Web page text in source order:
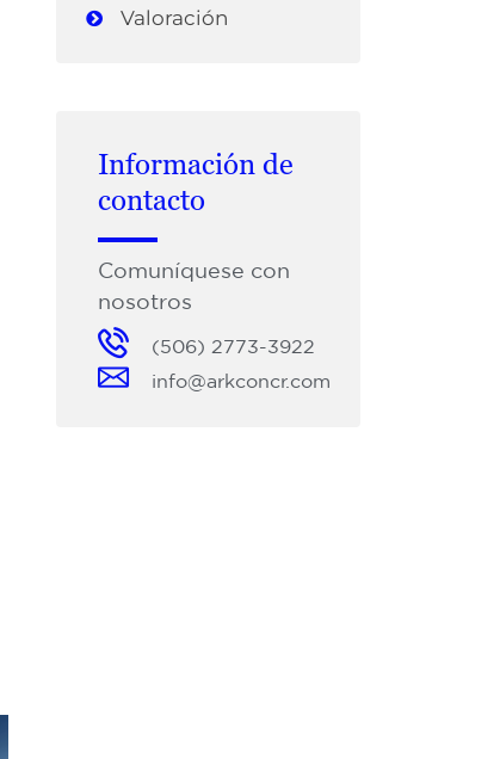
Valoración
Información de
contacto
Comuníquese con
nosotros
(506) 2773-3922
info@arkconcr.com